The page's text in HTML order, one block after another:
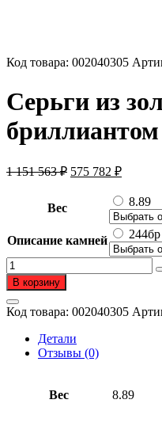
Код товара: 002040305
Серьги из
бриллиантом
1 151 563₽ Первоначальная
составляла
563 ₽.
575 782 ₽Текущая
575
782 ₽.
Вес 8.89
Описание камней
Количество
товара
Серьги
из
золота
пробы
В корзину
Код товара: 002040305
Детали
Отзывы (0)
Вес 8.89